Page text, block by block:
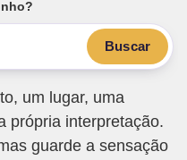
Buscar
um lugar, uma
própria interpretação.
guarde a sensação